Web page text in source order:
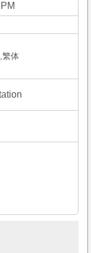
繁体